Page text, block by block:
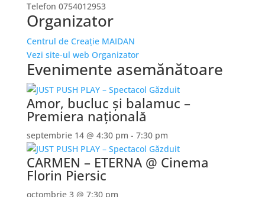
Telefon 0754012953
Organizator
Centrul de Creație MAIDAN
Vezi site-ul web Organizator
Evenimente asemănătoare
Amor, bucluc și balamuc –
Premiera națională
septembrie 14 @ 4:30 pm - 7:30 pm
CARMEN – ETERNA @ Cinema
Florin Piersic
octombrie 3 @ 7:30 pm